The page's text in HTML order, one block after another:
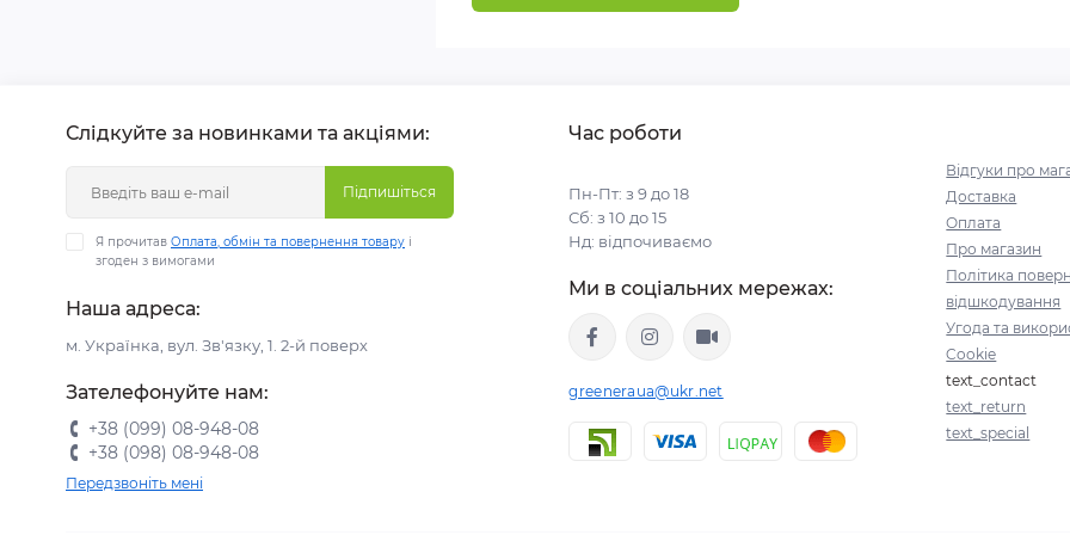
Слідкуйте за новинками та акціями:
Підпишіться
Я прочитав Оплата, обмін та повернення товару і
згоден з вимогами
Наша адреса:
м. Українка, вул. Зв'язку, 1. 2-й поверх
Зателефонуйте нам:
+38 (099) 08-948-08
+38 (098) 08-948-08
Передзвоніть мені
Час роботи
Пн-Пт: з 9 до 18
Сб: з 10 до 15
Нд: відпочиваємо
Ми в соціальних мережах:
greeneraua@ukr.net
Відгуки про
Доставка
Оплата
Про магазин
Політика
відшкодування
Угода та
Cookie
text_contact
text_return
text_special